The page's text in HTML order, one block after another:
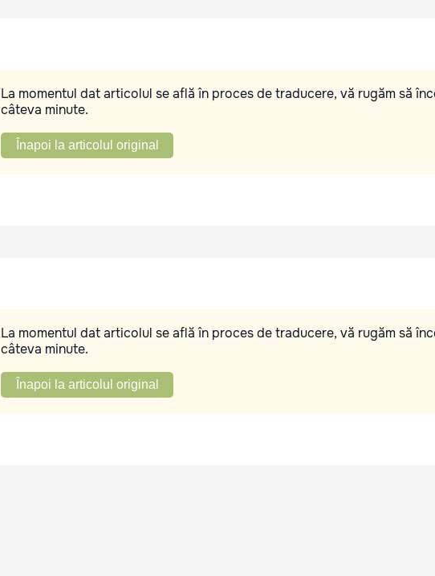
La momentul dat articolul se află în proces de traducere, vă rugăm să
câteva minute.
Înapoi la articolul original
La momentul dat articolul se află în proces de traducere, vă rugăm să
câteva minute.
Înapoi la articolul original